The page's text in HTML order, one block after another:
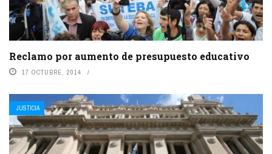
Reclamo por aumento de presupuesto educativo
17 OCTUBRE, 2014
JUSTICIA